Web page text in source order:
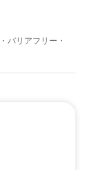
・ バリアフリー ・